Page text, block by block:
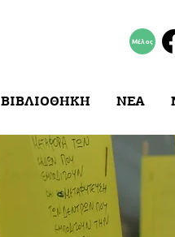
Μέλος
ΒΙΒΛΙΟΘΗΚΗ ΝΕΑ